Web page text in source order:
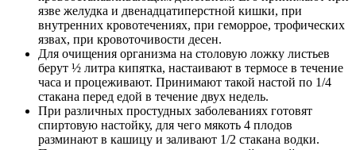
язве желудка и двенадцатиперстной кишки, при
внутренних кровотечениях, при геморрое, трофических
язвах, при кровоточивости десен.
Для очищения организма на столовую ложку листьев
берут ½ литра кипятка, настаивают в термосе в течение
часа и процеживают. Принимают такой настой по 1/4
стакана перед едой в течение двух недель.
При различных простудных заболеваниях готовят
спиртовую настойку, для чего мякоть 4 плодов
разминают в кашицу и заливают 1/2 стакана водки.